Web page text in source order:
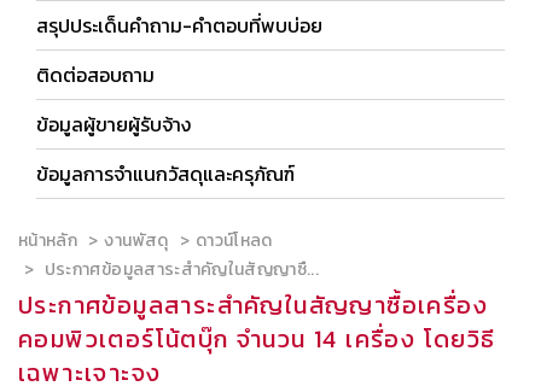
สรุปประเด็นคำถาม-คำตอบที่พบบ่อย
ติดต่อสอบถาม
ข้อมูลผู้ขายผู้รับจ้าง
ข้อมูลการจำแนกวัสดุและครุภัณฑ์
หน้าหลัก งานพัสดุ
ดาวน์โหลด
ประกาศข้อมูลสาระสำคัญในสัญญาซื...
ประกาศข้อมูลสาระสำคัญในสัญญาซื้อเครื่อง
คอมพิวเตอร์โน้ตบุ๊ก จำนวน 14 เครื่อง โดยวิธี
เฉพาะเจาะจง